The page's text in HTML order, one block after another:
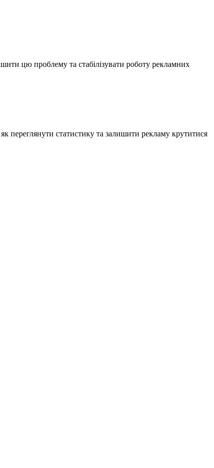
цю проблему та стабілізувати роботу рекламних
переглянути статистику та залишити рекламу крутитися